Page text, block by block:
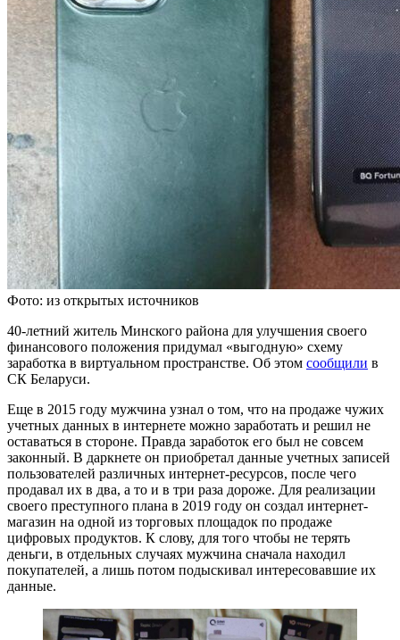
Фото: из открытых источников
40-летний житель Минского района для улучшения своего
финансового положения придумал «выгодную» схему
заработка в виртуальном пространстве. Об этом сообщили в
СК Беларуси.
Еще в 2015 году мужчина узнал о том, что на продаже чужих
учетных данных в интернете можно заработать и решил не
оставаться в стороне. Правда заработок его был не совсем
законный. В даркнете он приобретал данные учетных записей
пользователей различных интернет-ресурсов, после чего
продавал их в два, а то и в три раза дороже. Для реализации
своего преступного плана в 2019 году он создал интернет-
магазин на одной из торговых площадок по продаже
цифровых продуктов. К слову, для того чтобы не терять
деньги, в отдельных случаях мужчина сначала находил
покупателей, а лишь потом подыскивал интересовавшие их
данные.